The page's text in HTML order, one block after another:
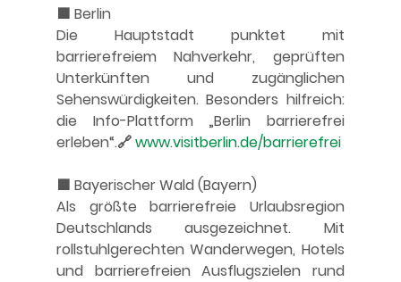
🟩 Berlin
Die Hauptstadt punktet mit
barrierefreiem Nahverkehr, geprüften
Unterkünften und zugänglichen
Sehenswürdigkeiten. Besonders hilfreich:
die Info-Plattform „Berlin barrierefrei
erleben“.🔗 www.visitberlin.de/barrierefrei
🟩 Bayerischer Wald (Bayern)
Als größte barrierefreie Urlaubsregion
Deutschlands ausgezeichnet. Mit
rollstuhlgerechten Wanderwegen, Hotels
und barrierefreien Ausflugszielen rund